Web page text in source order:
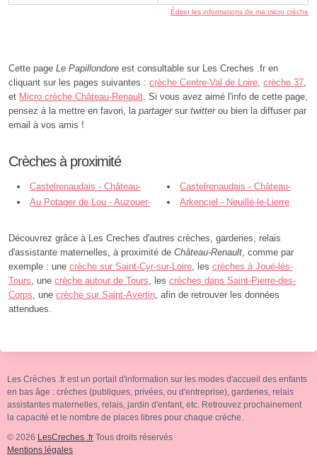
Éditer les informations de ma micro crèche
Cette page Le Papillondore est consultable sur Les Creches .fr en
cliquant sur les pages suivantes : crèche Centre-Val de Loire, crèche 37,
et Micro crèche Château-Renault. Si vous avez aimé l'info de cette page,
pensez à la mettre en favori, la partagersur twitterou bien la diffuser par
email à vos amis !
Crèches à proximité
Castelrenaudais - Château-
Renault
Castelrenaudais - Château-
Renault
Au Potager de Lou - Auzouer-
Arkenciel - Neuillé-le-Lierre
Découvrez grâce à Les Creches d'autres crèches, garderies, relais
d'assistante maternelles, à proximité de Château-Renault, comme par
exemple : une crèche sur Saint-Cyr-sur-Loire, les crèches à Joué-lès-
Tours, une crèche autour de Tours, les crèches dans Saint-Pierre-des-
Corps, une crèche sur Saint-Avertin, afin de retrouver les données
attendues.
Les Crèches .fr est un portail d'information sur les modes d'accueil des enfants
en bas âge : crèches (publiques, privées, ou d'entreprise), garderies, relais
assistantes maternelles, relais, jardin d'enfant, etc. Retrouvez prochainement
la capacité et le nombre de places libres pour chaque crèche.
© 2026 LesCreches .fr Tous droits réservés
Mentions légales